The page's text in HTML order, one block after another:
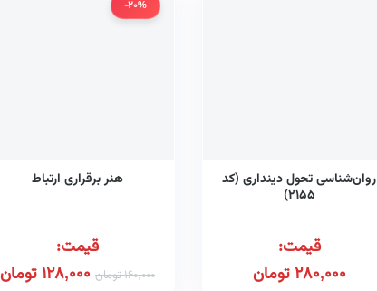
روان‌شناسی تحول دینداری (کد
۲۱۵۵)
قیمت:
280,000تومان
-20%
هنر برقراری ارتباط
قیمت:
160,000تومان 128,000تومان